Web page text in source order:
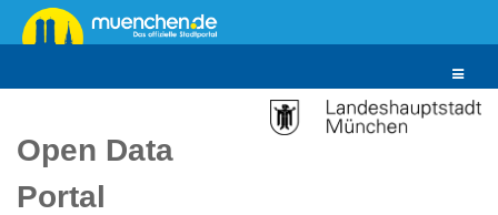
Überspringen
zum
Toggle
Open Data
Portal